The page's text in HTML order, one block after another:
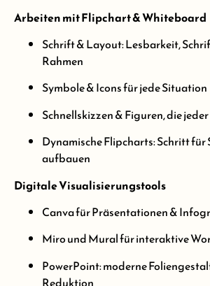
Arbeiten mit Flipchart & Whiteboard
Schrift & Layout: Lesbarkeit,
Rahmen
Symbole & Icons für jede Situation
Schnellskizzen & Figuren, die
Dynamische Flipcharts: Schritt
aufbauen
Digitale Visualisierungstools
Canva für Präsentationen &
Miro und Mural für interaktive
PowerPoint: moderne
Reduktion